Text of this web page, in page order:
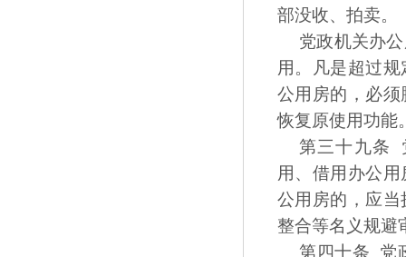
部没收、拍卖。
党政机关办
用。凡是超过
公用房的，必
恢复原使用功能
第三十九条
用、借用办公
公用房的，应
整合等名义规避
第四十条 党